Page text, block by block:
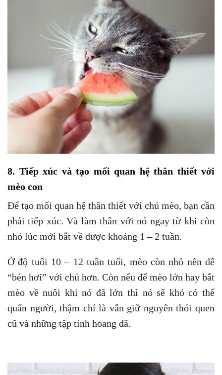
8. Tiếp xúc và tạo mối quan hệ thân thiết với
mèo con
Để tạo mối quan hệ thân thiết với chú mèo, bạn cần
phải tiếp xúc. Và làm thân với nó ngay từ khi còn
nhỏ lúc mới bắt về được khoảng 1 – 2 tuần.
Ở độ tuổi 10 – 12 tuần tuổi, mèo còn nhỏ nên dễ
“bén hơi” với chủ hơn. Còn nếu để mèo lớn hay bắt
mèo về nuôi khi nó đã lớn thì nó sẽ khó có thể
quấn người, thậm chí là vẫn giữ nguyên thói quen
cũ và những tập tính hoang dã.